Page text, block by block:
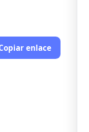
enlace